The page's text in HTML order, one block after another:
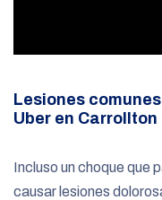
Lesiones
Uber en Carrollton
Incluso un choque que
causar lesiones